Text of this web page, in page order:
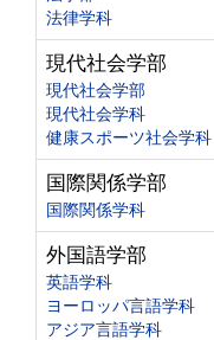
法律学科
現代社会学部
現代社会学部
現代社会学科
健康スポーツ社会学科
国際関係学部
国際関係学科
外国語学部
英語学科
ヨーロッパ言語学科
アジア言語学科